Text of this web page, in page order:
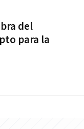
del
para la